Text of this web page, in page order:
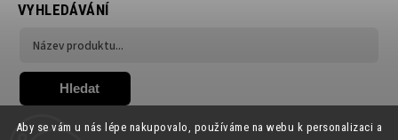
Aby se vám u nás lépe nakupovalo, používáme na webu k personalizaci a
VYHLEDÁVÁNÍ
Hledat